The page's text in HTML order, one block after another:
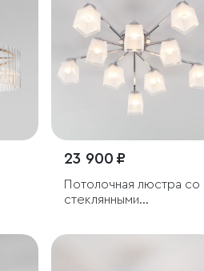
23 900 ₽
Потолочная люстра со
стеклянными